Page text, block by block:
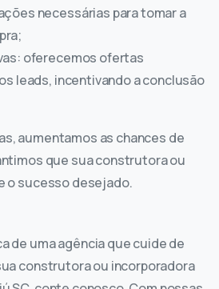
necessárias para tomar a
oferecemos ofertas
leads, incentivando a conclusão
aumentamos as chances de
que sua construtora ou
o sucesso desejado.
de uma agência que cuide de
construtora ou incorporadora